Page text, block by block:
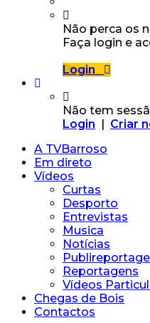
Não perca os
Faça login e
Login
Não tem
Login | Criar
A TVBarroso
Em direto
Vídeos
Curtas
Desporto
Entrevistas
Musica
Notícias
Reportagens
Vídeos
Chegas de Bois
Contactos